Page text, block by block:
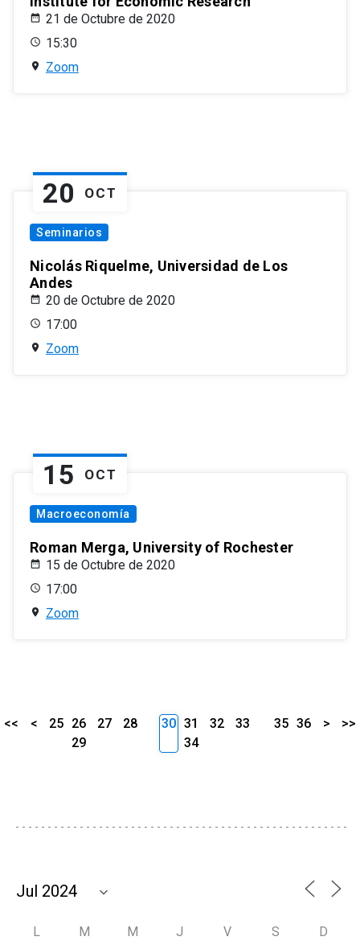
21 de Octubre de 2020
15:30
Zoom
20 OCT
Seminarios
Nicolás Riquelme, Universidad de Los
Andes
20 de Octubre de 2020
17:00
Zoom
15 OCT
Macroeconomía
Roman Merga, University of Rochester
15 de Octubre de 2020
17:00
Zoom
<< < 25 26 27
28
29
30 31 32
33
34
35 36 > >>
L M M J V S D